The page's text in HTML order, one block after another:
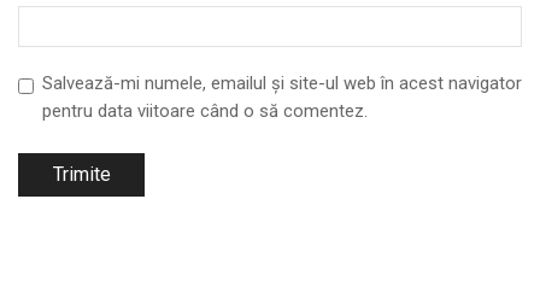
Salvează-mi numele, emailul și site-ul web în acest navigator
pentru data viitoare când o să comentez.